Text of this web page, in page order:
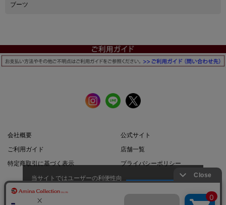
ブーツ
会社概要
公式サイト
ご利用ガイド
店舗一覧
特定商取引に基づく表示
プライバシーポリシー
スマートフォン |
当サイトではユーザーの利便性向